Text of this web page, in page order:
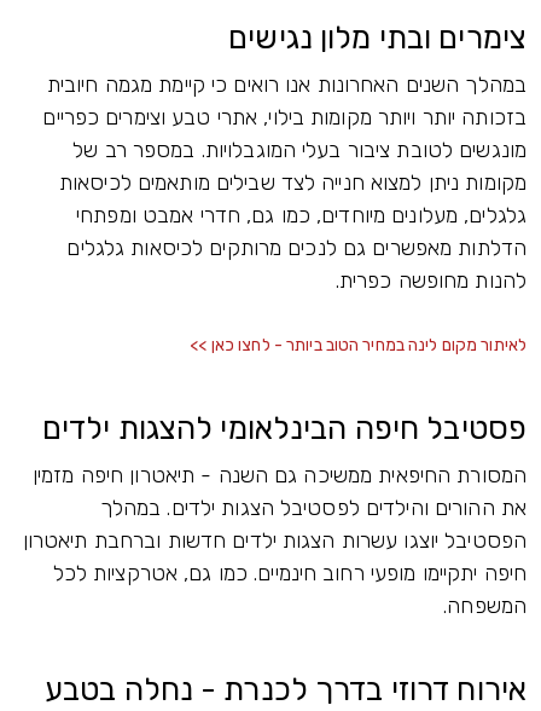
צימרים ובתי מלון נגישים
במהלך השנים האחרונות אנו רואים כי קיימת מגמה חיובית
בזכותה יותר ויותר מקומות בילוי, אתרי טבע וצימרים כפריים
מונגשים לטובת ציבור בעלי המוגבלויות. במספר רב של
מקומות ניתן למצוא חנייה לצד שבילים מותאמים לכיסאות
גלגלים, מעלונים מיוחדים, כמו גם, חדרי אמבט ומפתחי
הדלתות מאפשרים גם לנכים מרותקים לכיסאות גלגלים
להנות מחופשה כפרית.
לאיתור מקום לינה במחיר הטוב ביותר - לחצו כאן >>
פסטיבל חיפה הבינלאומי להצגות ילדים
המסורת החיפאית ממשיכה גם השנה - תיאטרון חיפה מזמין
את ההורים והילדים לפסטיבל הצגות ילדים. במהלך
הפסטיבל יוצגו עשרות הצגות ילדים חדשות וברחבת תיאטרון
חיפה יתקיימו מופעי רחוב חינמיים. כמו גם, אטרקציות לכל
המשפחה.
אירוח דרוזי בדרך לכנרת - נחלה בטבע